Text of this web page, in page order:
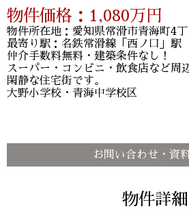
物件価格： 1,080 万円
物件所在地：愛知県常滑市青海町4
最寄り駅：名鉄常滑線「西ノ口
仲介手数料無料・建築条件なし！
スーパー・コンビニ・飲食店など周
閑静な住宅街です。
大野小学校・青海中学校区
お問い合わせ・資
物件詳細